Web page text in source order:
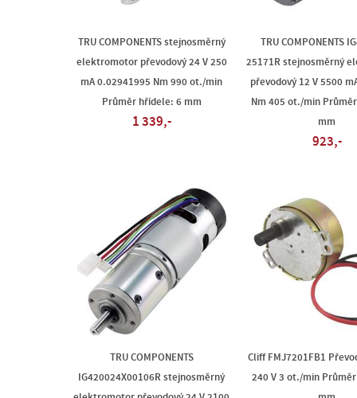
TRU COMPONENTS stejnosměrný
elektromotor převodový 24 V 250
mA 0.02941995 Nm 990 ot./min
Průměr hřídele: 6 mm
1 339,-
TRU COMPONENTS
25171R stejnosměrný
převodový 12 V 5500
Nm 405 ot./min
mm
923,-
TRU COMPONENTS
IG420024X00106R stejnosměrný
Cliff FMJ7201FB1
240 V 3 ot./min